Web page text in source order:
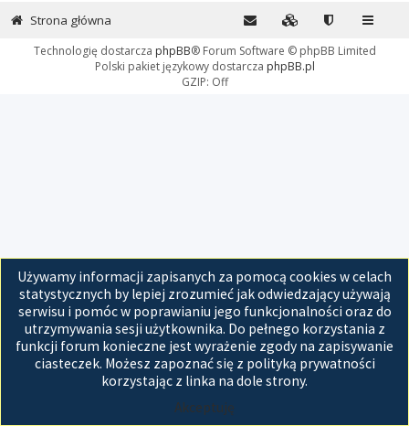
Używamy informacji zapisanych za pomocą cookies w celach
statystycznych by lepiej zrozumieć jak odwiedzający używają
serwisu i pomóc w poprawianiu jego funkcjonalności oraz do
utrzymywania sesji użytkownika. Do pełnego korzystania z
funkcji forum konieczne jest wyrażenie zgody na zapisywanie
ciasteczek. Możesz zapoznać się z polityką prywatności
korzystając z linka na dole strony.
Akceptuję
Strona główna
Technologię dostarcza phpBB® Forum Software © phpBB Limited
Polski pakiet językowy dostarcza phpBB.pl
GZIP: Off